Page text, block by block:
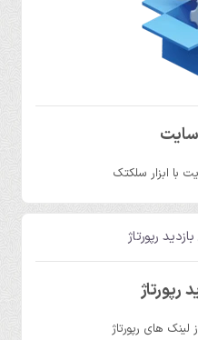
سایت
با ابزار سلکتک
رپورتاژ
های رپورتاژ